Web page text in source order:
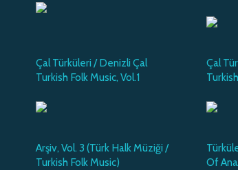
Çal Türküleri / Denizli Çal
Turkish Folk Music, Vol.1
Çal
Arşiv, Vol. 3 (Türk Halk Müziği /
Turkish Folk Music)
Of